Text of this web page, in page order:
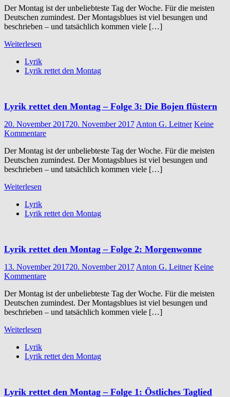
Der Montag ist der unbeliebteste Tag der Woche. Für die meisten
Deutschen zumindest. Der Montagsblues ist viel besungen und
beschrieben – und tatsächlich kommen viele […]
Weiterlesen
Lyrik
Lyrik rettet den Montag
Lyrik rettet den Montag – Folge 3: Die Bojen flüstern
20. November 201720. November 2017 Anton G. Leitner Keine
Kommentare
Der Montag ist der unbeliebteste Tag der Woche. Für die meisten
Deutschen zumindest. Der Montagsblues ist viel besungen und
beschrieben – und tatsächlich kommen viele […]
Weiterlesen
Lyrik
Lyrik rettet den Montag
Lyrik rettet den Montag – Folge 2: Morgenwonne
13. November 201720. November 2017 Anton G. Leitner Keine
Kommentare
Der Montag ist der unbeliebteste Tag der Woche. Für die meisten
Deutschen zumindest. Der Montagsblues ist viel besungen und
beschrieben – und tatsächlich kommen viele […]
Weiterlesen
Lyrik
Lyrik rettet den Montag
Lyrik rettet den Montag – Folge 1: Östliches Taglied